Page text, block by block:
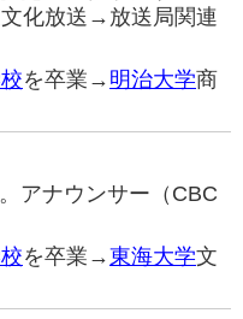
化放送→放送局関連
を卒業→ 明治大学商
アナウンサー（CBC
を卒業→東海大学文